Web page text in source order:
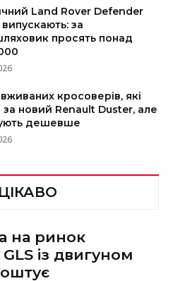
Land Rover Defender
за
просять понад
кросоверів, які
за новий Renault Duster, але
дешевше
на ринок
із двигуном